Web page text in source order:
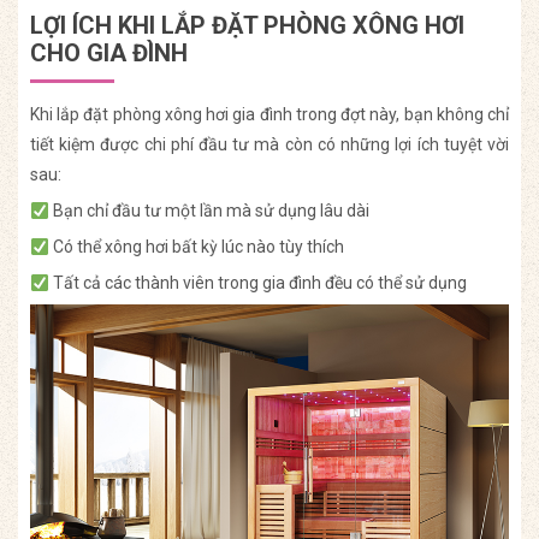
LỢI ÍCH KHI LẮP ĐẶT PHÒNG XÔNG HƠI
CHO GIA ĐÌNH
Khi lắp đặt phòng xông hơi gia đình trong đợt này, bạn không chỉ
tiết kiệm được chi phí đầu tư mà còn có những lợi ích tuyệt vời
sau:
Bạn chỉ đầu tư một lần mà sử dụng lâu dài
Có thể xông hơi bất kỳ lúc nào tùy thích
Tất cả các thành viên trong gia đình đều có thể sử dụng